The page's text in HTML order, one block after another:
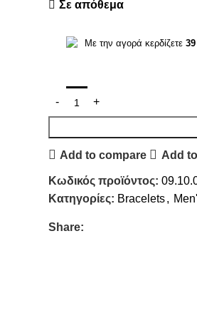
Σε απόθεμα
Με την αγορά κερδίζετε 39
Add to compare Add
Κωδικός προϊόντος:
Κατηγορίες: Bracelets,
Share: